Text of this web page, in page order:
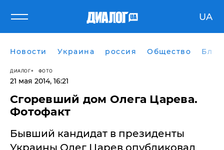
UA
Новости Украина россия Общество
ДИАЛОГ ФОТО
21 мая 2014, 16:21
Сгоревший дом Олега Царева.
Фотофакт
Бывший кандидат в президенты
Украины Олег Царев опубликовал